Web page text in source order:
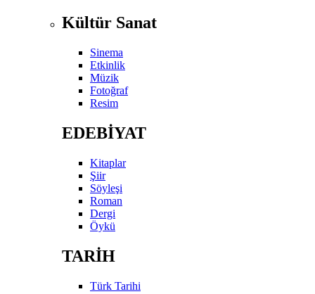
Kültür Sanat
Sinema
Etkinlik
Müzik
Fotoğraf
Resim
EDEBİYAT
Kitaplar
Şiir
Söyleşi
Roman
Dergi
Öykü
TARİH
Türk Tarihi